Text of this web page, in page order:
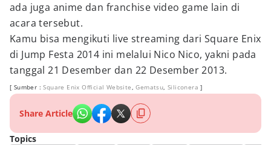
ada juga anime dan franchise video game lain di
acara tersebut.
Kamu bisa mengikuti live streaming dari Square Enix
di Jump Festa 2014 ini melalui Nico Nico, yakni pada
tanggal 21 Desember dan 22 Desember 2013.
[ Sumber :Square Enix Official Website,Gematsu,Siliconera ]
Share Article
Topics